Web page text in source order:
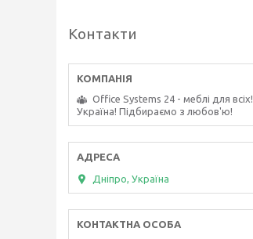
Контакти
Office Systems 24 - меблі для всіх!
Україна! Підбираємо з любов'ю!
Дніпро, Україна